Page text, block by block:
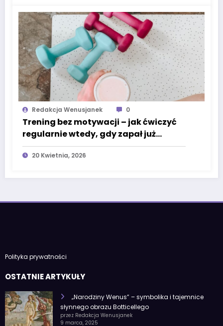
Redakcja Wenusjanek 0
Trening bez motywacji – jak ćwiczyć
regularnie wtedy, gdy zapał już
dawno minął
20 Kwietnia, 2026
Polityka prywatności
OSTATNIE ARTYKUŁY
„Narodziny Wenus” – symbolika i tajemnice
słynnego obrazu Botticellego
przez Redakcja Wenusjanek
9 marca, 2025